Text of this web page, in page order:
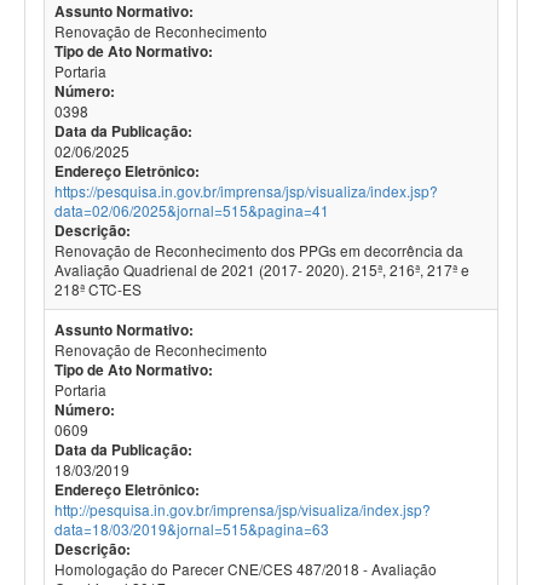
Assunto Normativo:
Renovação de Reconhecimento
Tipo de Ato Normativo:
Portaria
Número:
0398
Data da Publicação:
02/06/2025
Endereço Eletrônico:
https://pesquisa.in.gov.br/imprensa/jsp/visualiza/index.jsp?
data=02/06/2025&jornal=515&pagina=41
Descrição:
Renovação de Reconhecimento dos PPGs em decorrência da
Avaliação Quadrienal de 2021 (2017- 2020). 215ª, 216ª, 217ª e
218ª CTC-ES
Assunto Normativo:
Renovação de Reconhecimento
Tipo de Ato Normativo:
Portaria
Número:
0609
Data da Publicação:
18/03/2019
Endereço Eletrônico:
http://pesquisa.in.gov.br/imprensa/jsp/visualiza/index.jsp?
data=18/03/2019&jornal=515&pagina=63
Descrição:
Homologação do Parecer CNE/CES 487/2018 - Avaliação